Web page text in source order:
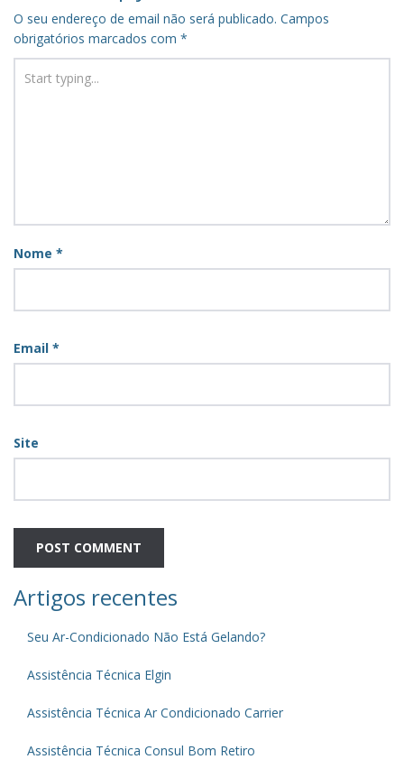
O seu endereço de email não será publicado. Campos
obrigatórios marcados com *
Nome *
Email *
Site
Artigos recentes
Seu Ar-Condicionado Não Está Gelando?
Assistência Técnica Elgin
Assistência Técnica Ar Condicionado Carrier
Assistência Técnica Consul Bom Retiro